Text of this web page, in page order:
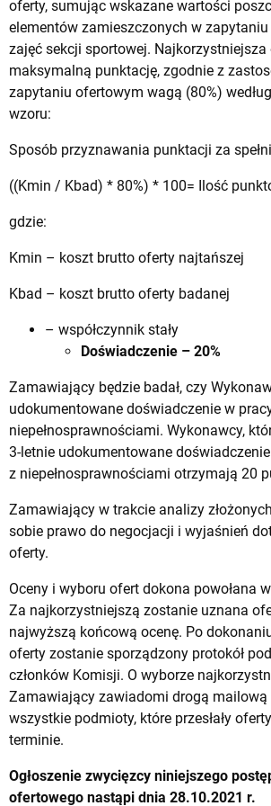
oferty, sumując wskazane wartości
elementów zamieszczonych w
zajęć sekcji sportowej.
maksymalną punktację, zgodnie z
zapytaniu ofertowym wagą (80%)
wzoru:
Sposób przyznawania punktacji za
((Kmin / Kbad) * 80%) * 100= Ilość
gdzie:
Kmin – koszt brutto oferty najtańszej
Kbad – koszt brutto oferty badanej
– współczynnik stały
Doświadczenie – 20%
Zamawiający będzie badał, czy
udokumentowane doświadczenie w
niepełnosprawnościami. Wykonawcy,
3-letnie udokumentowane
z niepełnosprawnościami otrzymają 20
Zamawiający w trakcie analizy
sobie prawo do negocjacji i wyjaśnień
oferty.
Oceny i wyboru ofert dokona powołana
Za najkorzystniejszą zostanie uznana
najwyższą końcową ocenę. Po
oferty zostanie sporządzony protokół
członków Komisji. O wyborze
Zamawiający zawiadomi drogą mailową
wszystkie podmioty, które przesłały
terminie.
Ogłoszenie zwycięzcy niniejszego
ofertowego nastąpi dnia 28.10.2021 r.